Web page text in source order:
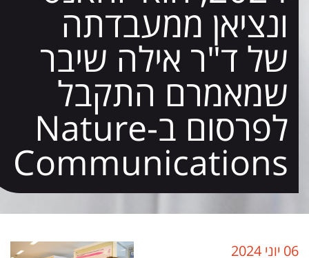
ונציאן ממעבדתה
של ד"ר אילה שיבר
שמאמרם התקבל
לפרסום ב-Nature
Communications
06 יוני 2024